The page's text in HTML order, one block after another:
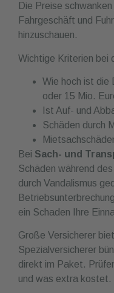
Die Preise
Fahrgeschäft und
hinzuschauen.
Wichtige Kriterien bei
Wie hoch ist die
oder 15 Mio.
Ist Auf- und
Schäden durch
Bei Sach- und
Schäden während
durch Vandalismus
ein Schaden Ihre
Große Versicherer
Spezialversicherer
direkt im Paket.
und was extra kostet.